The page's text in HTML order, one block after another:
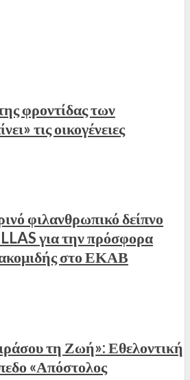
φροντίδας των
τις οικογένειες
φιλανθρωπικό δείπνο
για την πρόσφορα
στο ΕΚΑΒ
τη Ζωή»: Εθελοντική
«Απόστολος